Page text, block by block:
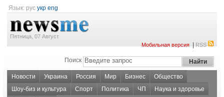
Язык: рус укр eng
Пятница, 07 Август
Мобильная версия|RSS
Поиск
Новости Украина Россия Мир Бизнес
Общество
Шоу-биз и культура
Спорт Политика ЧП
Наука и здоровье